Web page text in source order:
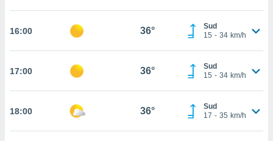
les
pas
16:00 36°
Sud
15 - 34 km/h
17:00 36°
Sud
15 - 34 km/h
18:00 36°
Sud
17 - 35 km/h